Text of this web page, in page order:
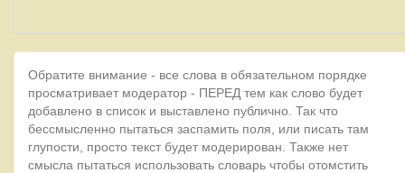
Обратите внимание - все слова в обязательном порядке
просматривает модератор - ПЕРЕД тем как слово будет
добавлено в список и выставлено публично. Так что
бессмысленно пытаться заспамить поля, или писать там
глупости, просто текст будет модерирован. Также нет
смысла пытаться использовать словарь чтобы отомстить